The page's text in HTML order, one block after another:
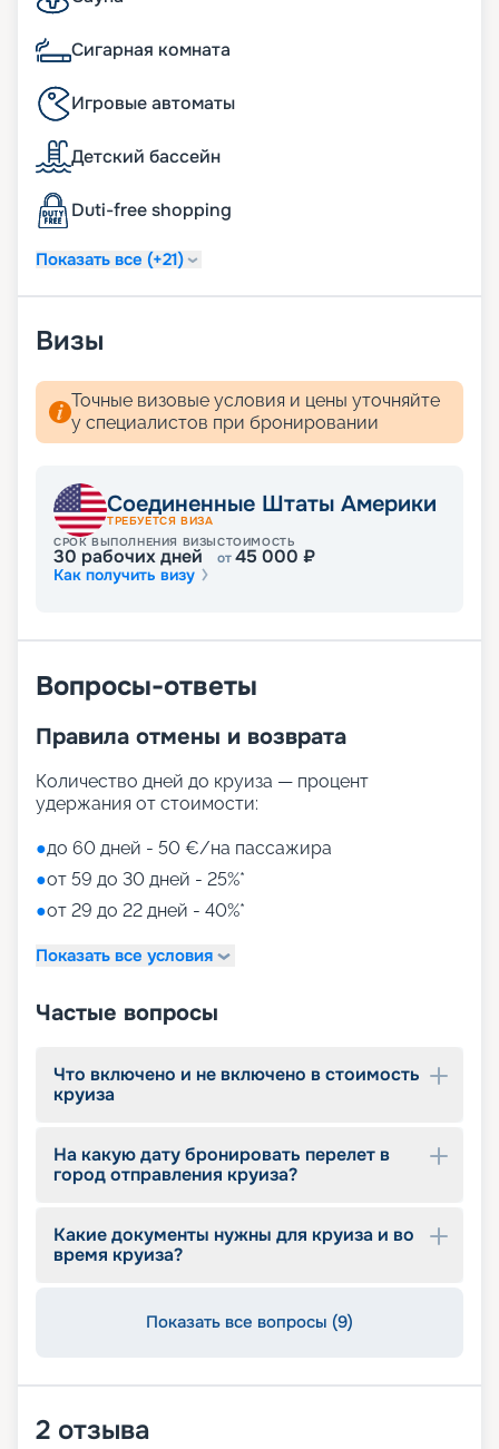
Сигарная комната
Игровые автоматы
Детский бассейн
Duti-free shopping
Показать все (+21)
Визы
Точные визовые условия и цены уточняйте
у специалистов при бронировании
Соединенные Штаты Америки
ТРЕБУЕТСЯ ВИЗА
СРОК ВЫПОЛНЕНИЯ ВИЗЫ
30 рабочих дней
СТОИМОСТЬ
от45 000 ₽
Как получить визу
Вопросы-ответы
Правила отмены и возврата
Количество дней до круиза — процент
удержания от стоимости:
●до 60 дней - 50 €/на пассажира
●от 59 до 30 дней - 25%*
●от 29 до 22 дней - 40%*
Показать все условия
Частые вопросы
Что включено и не включено в стоимость
круиза
На какую дату бронировать перелет в
город отправления круиза?
Какие документы нужны для круиза и во
время круиза?
Показать все вопросы (9)
2 отзыва